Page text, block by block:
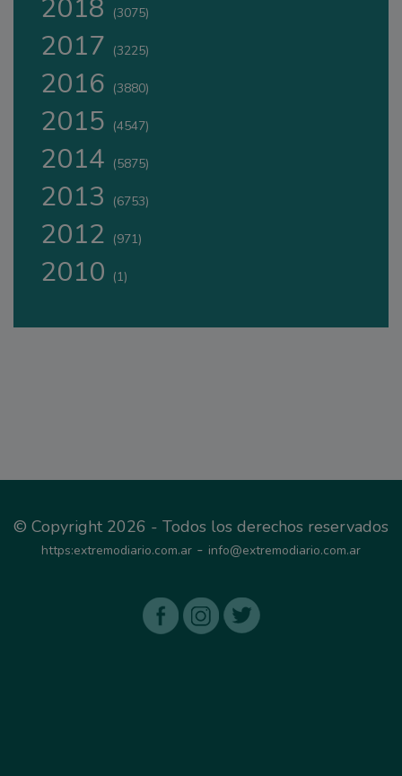
2018 (3075)
2017 (3225)
2016 (3880)
2015 (4547)
2014 (5875)
2013 (6753)
2012 (971)
2010 (1)
© Copyright 2026 - Todos los derechos reservados
https:extremodiario.com.ar - info@extremodiario.com.ar